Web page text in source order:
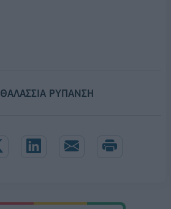
ΘΑΛΑΣΣΙΑ ΡΥΠΑΝΣΗ